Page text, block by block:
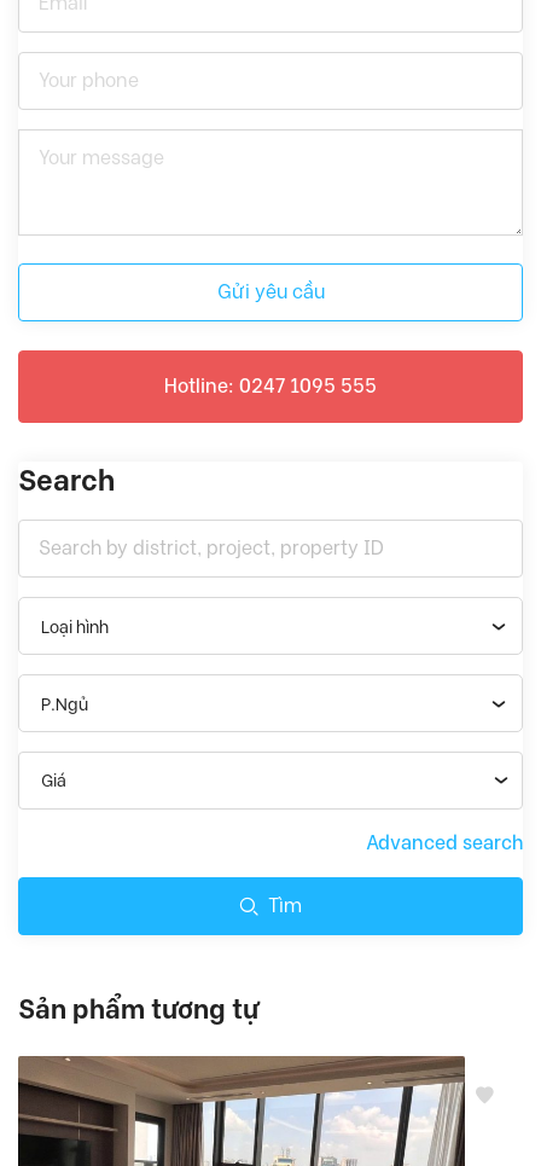
Gửi yêu cầu
Hotline: 0247 1095 555
Search
Loại hình
P.Ngủ
Giá
Advanced search
Tìm
Sản phẩm tương tự